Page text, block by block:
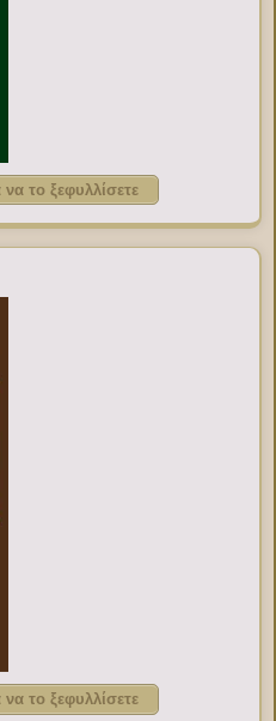
το ξεφυλλίσετε
το ξεφυλλίσετε